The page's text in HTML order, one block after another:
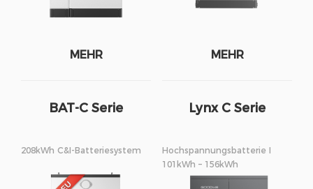
MEHR MEHR
BAT-C Serie
208kWh C&I-Batteriesystem
Lynx C Serie
Hochspannungsbatterie I
101kWh – 156kWh